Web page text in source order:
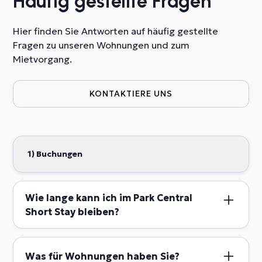
Hier finden Sie Antworten auf häufig gestellte
Fragen zu unseren Wohnungen und zum
Mietvorgang.
KONTAKTIERE UNS
1) Buchungen
Wie lange kann ich im Park Central
Short Stay bleiben?
4 Monaten buchen.
Was für Wohnungen haben Sie?